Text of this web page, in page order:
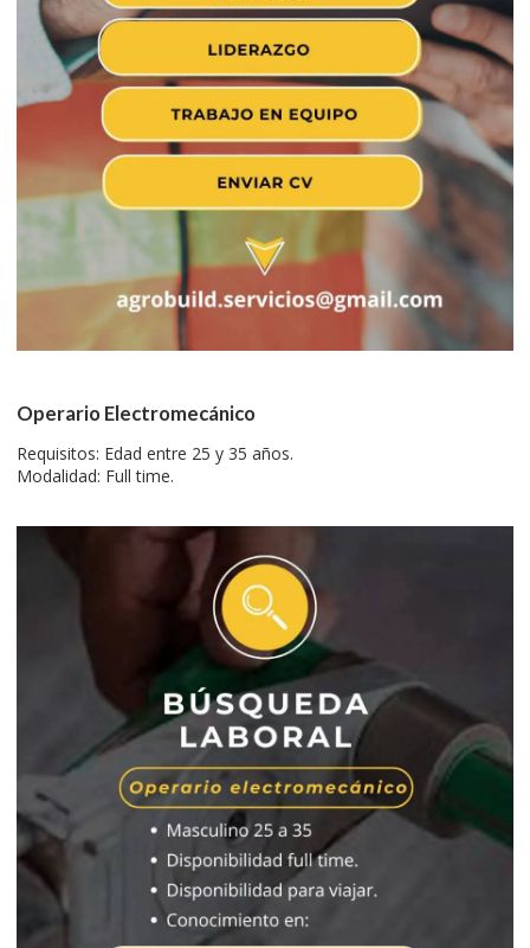
Operario Electromecánico
Requisitos: Edad entre 25 y 35 años.
Modalidad: Full time.